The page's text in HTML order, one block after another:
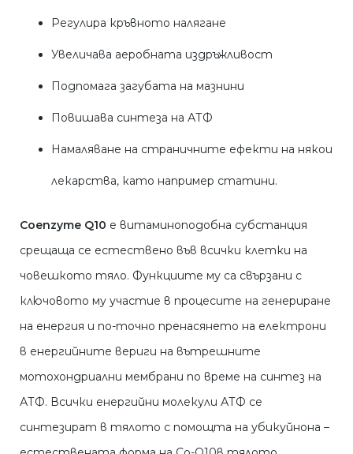
Регулира кръвното налягане
Увеличава аеробната издръжливост
Подпомага загубата на мазнини
Повишава синтеза на АТФ
Намаляване на страничните ефекти на някои
лекарства, като например статини.
Coenzyme Q10 е витаминоподобна субстанция
срещаща се естествено във всички клетки на
човешкото тяло. Функциите му са свързани с
ключовото му участие в процесите на генериране
на енергия и по-точно пренасянето на електрони
в енергийните вериги на вътрешните
мотохондриални мембрани по време на синтез на
АТФ. Всички енергийни молекули АТФ се
синтезират в тялото с помощта на убикуйнона –